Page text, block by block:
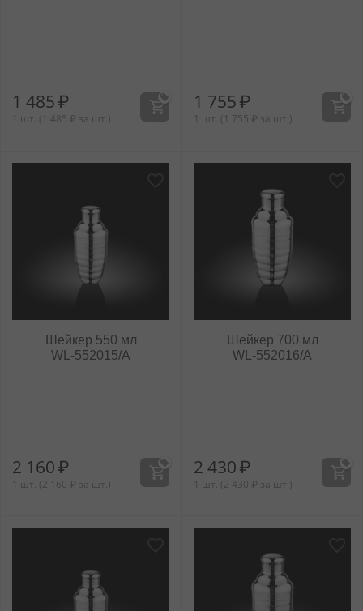
1 485₽
1 шт. ( 1 485 ₽ за шт.)
1 755₽
1 шт. ( 1 755 ₽ за шт.)
Шейкер 550 мл
WL‑552015/A
2 160₽
1 шт. (2 160 ₽ за шт.)
Шейкер 700 мл
WL‑552016/A
2 430₽
1 шт. (2 430 ₽ за шт.)